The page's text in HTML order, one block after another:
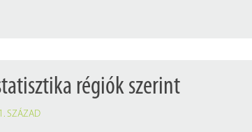
régiók szerint
SZÁZAD